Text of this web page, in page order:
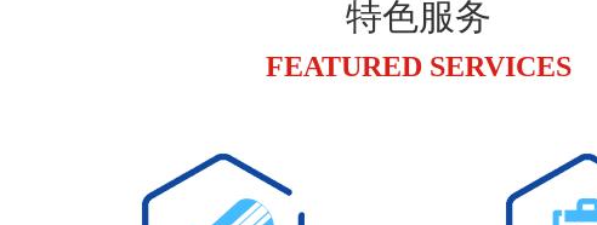
特色服务
FEATURED SERVICES